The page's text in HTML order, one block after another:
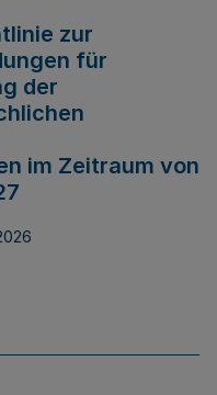
zur
für
der
im Zeitraum von